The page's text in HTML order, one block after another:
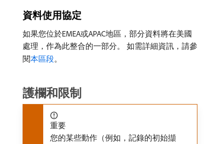
資料使用協定
如果您位於EMEA或APAC地區，部分資料將在美國
處理，作為此整合的一部分。 如需詳細資訊，請參
閱本區段。
護欄和限制
重要
您的某些動作（例如，記錄的初始擷